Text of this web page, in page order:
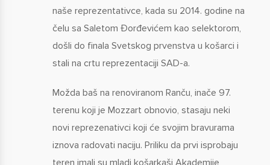
naše reprezentativce, kada su 2014. godine na
čelu sa Saletom Đorđevićem kao selektorom,
došli do finala Svetskog prvenstva u košarci i
stali na crtu reprezentaciji SAD-a.
Možda baš na renoviranom Ranču, inače 97.
terenu koji je Mozzart obnovio, stasaju neki
novi reprezenativci koji će svojim bravurama
iznova radovati naciju. Priliku da prvi isprobaju
teren imali su mladi košarkaši Akademije